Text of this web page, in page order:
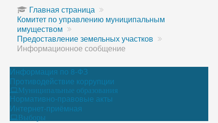
Главная страница
Комитет по управлению муниципальным
имуществом
Предоставление земельных участков
Информационное сообщение
Информация по 8-ФЗ
Противодействие коррупции
Муниципальные образования
Нормативно-правовые акты
Интернет-приёмная
Выборы